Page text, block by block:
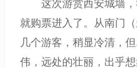
这次游赏西安城墙，
就购票进入了。从南门
几个游客，稍显冷清，
伟，远处的壮丽，出乎